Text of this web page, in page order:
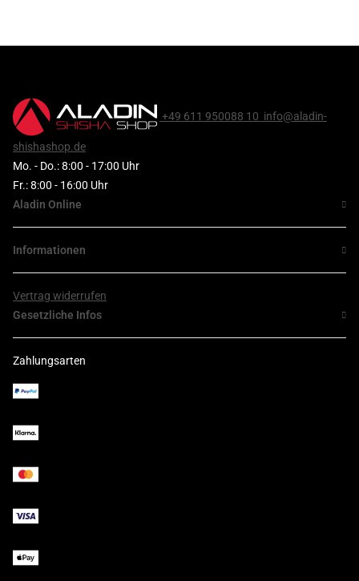
+49 611 950088 10 info@aladin-
shishashop.de
Mo. - Do.: 8:00 - 17:00 Uhr
Fr.: 8:00 - 16:00 Uhr
Aladin Online
Informationen
Vertrag widerrufen
Gesetzliche Infos
Zahlungsarten